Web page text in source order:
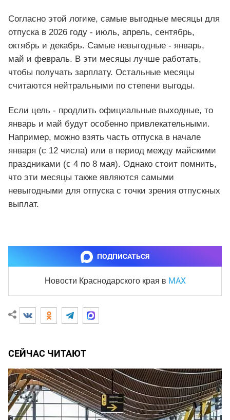
Согласно этой логике, самые выгодные месяцы для
отпуска в 2026 году - июль, апрель, сентябрь,
октябрь и декабрь. Самые невыгодные - январь,
май и февраль. В эти месяцы лучше работать,
чтобы получать зарплату. Остальные месяцы
считаются нейтральными по степени выгоды.
Если цель - продлить официальные выходные, то
январь и май будут особенно привлекательными.
Например, можно взять часть отпуска в начале
января (с 12 числа) или в период между майскими
праздниками (с 4 по 8 мая). Однако стоит помнить,
что эти месяцы также являются самыми
невыгодными для отпуска с точки зрения отпускных
выплат.
ПОДПИСАТЬСЯ
Новости Краснодарского края в MAX
СЕЙЧАС ЧИТАЮТ